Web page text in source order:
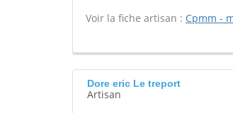
Voir la fiche artisan : Cpmm -
Dore eric Le treport
Artisan